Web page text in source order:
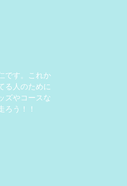
です。これか
る人のために
ズやコースな
ろう！！